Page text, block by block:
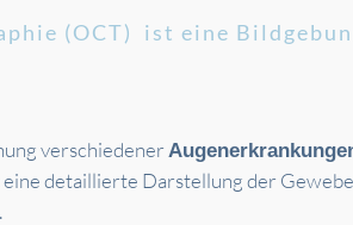
(OCT) ist eine
verschiedener
detaillierte Darstellung der